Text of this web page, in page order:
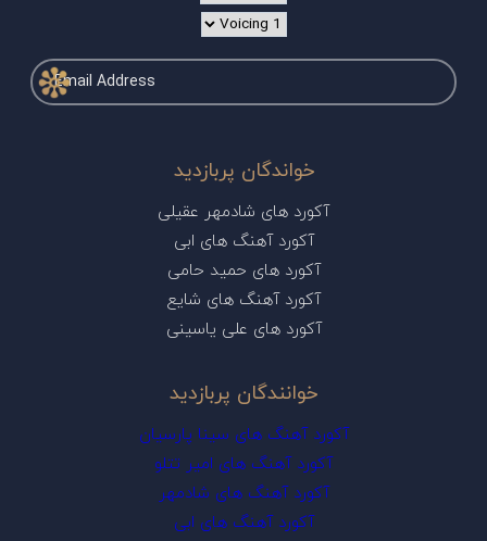
خواندگان پربازدید
آکورد های شادمهر عقیلی
آکورد آهنگ های ابی
آکورد های حمید حامی
آکورد آهنگ های شایع
آکورد های علی یاسینی
خوانندگان پربازدید
آکورد آهنگ های سینا پارسیان
آکورد آهنگ های امیر تتلو
آکورد آهنگ های شادمهر
آکورد آهنگ های ابی